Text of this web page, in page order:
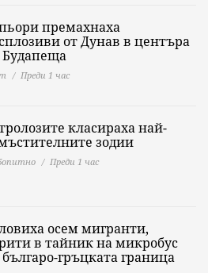
премахнаха
от Дунав в центъра
Преди 1 час
класираха най-
зодии
Преди 1 час
осем мигранти,
в тайник на микробус
гръцката граница